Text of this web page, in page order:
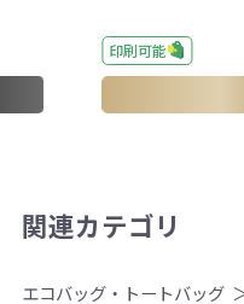
印刷可能
関連カテゴリ
エコバッグ・トートバッグ